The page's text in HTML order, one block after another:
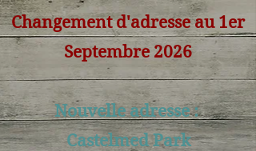
Changement d'adresse au 1er
Septembre 2026
Nouvelle adresse :
Castelmed Park